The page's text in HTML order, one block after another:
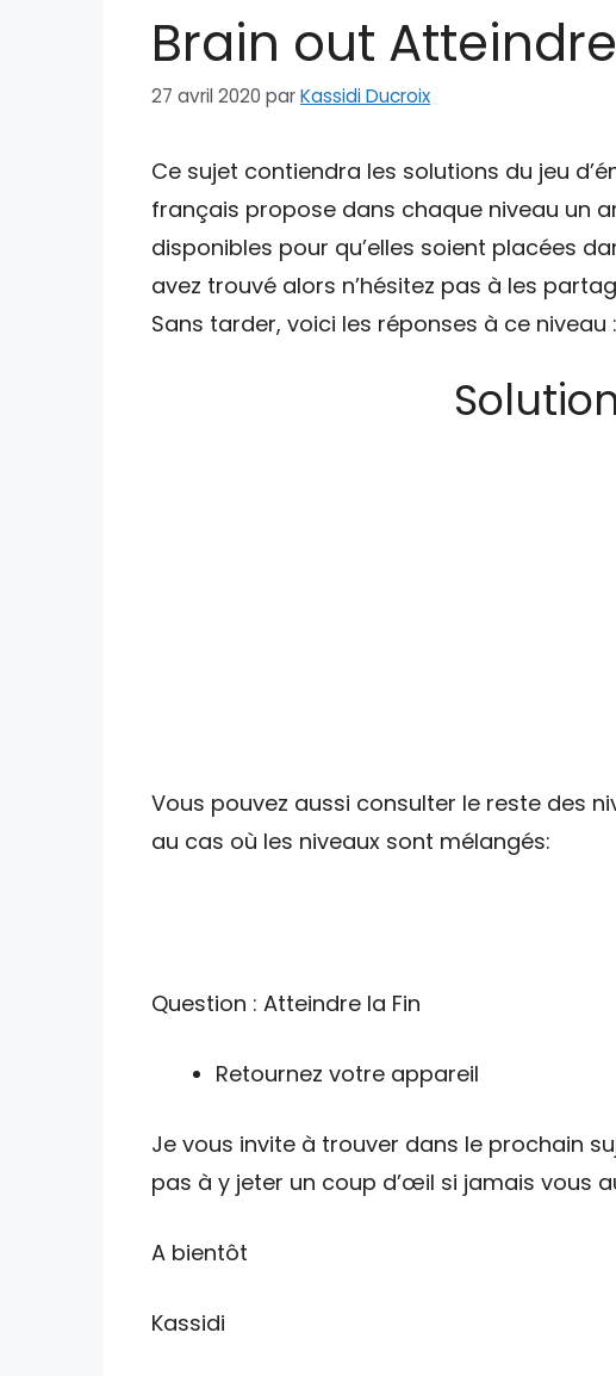
Brain out
27 avril 2020 parKassidi Ducroix
Ce sujet contiendra les solutions du jeu
français propose dans chaque niveau un
disponibles pour qu’elles soient placées
avez trouvé alors n’hésitez pas à les
Sans tarder, voici les réponses à ce niveau :
Vous pouvez aussi consulter le reste des
au cas où les niveaux sont mélangés:
Question : Atteindre la Fin
Retournez votre appareil
Je vous invite à trouver dans le prochain
pas à y jeter un coup d’œil si jamais vous
A bientôt
Kassidi